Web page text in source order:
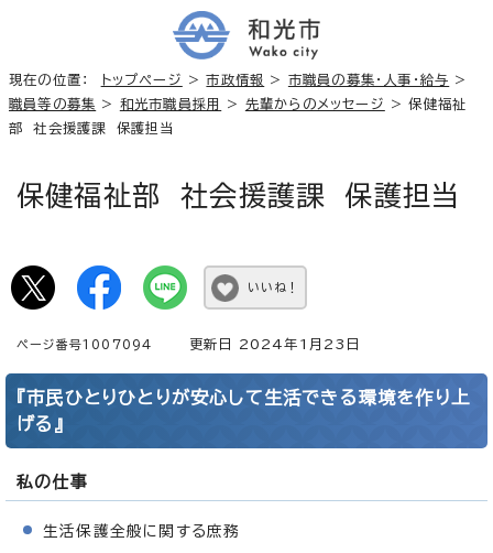
現在の位置： トップページ >市政情報 > 市職員の募集・人事・給与 >
職員等の募集 > 和光市職員採用 > 先輩からのメッセージ
> 保健福祉
部 社会援護課 保護担当
保健福祉部 社会援護課 保護担当
いいね！
ページ番号1007094 更新日 2024年1月23日
『市民ひとりひとりが安心して生活できる環境を作り上
げる』
私の仕事
生活保護全般に関する庶務